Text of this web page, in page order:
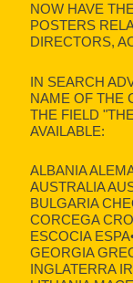
NOW HAVE
POSTERS
DIRECTORS,
IN SEARCH
NAME OF THE
THE FIELD
AVAILABLE:
ALBANIA
AUSTRALIA
BULGARIA
CORCEGA
ESCOCIA
GEORGIA
INGLATERRA